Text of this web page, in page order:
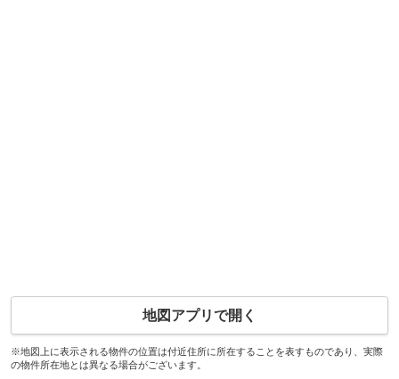
地図アプリで開く
※地図上に表示される物件の位置は付近住所に所在することを表すものであり、実際
の物件所在地とは異なる場合がございます。